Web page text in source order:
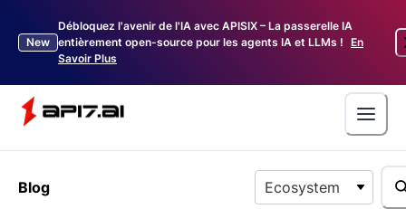
New
Débloquez l'avenir de l'IA avec APISIX – La passerelle IA
entièrement open-source pour les agents IA et LLMs ! En
Savoir Plus
Blog Ecosystem